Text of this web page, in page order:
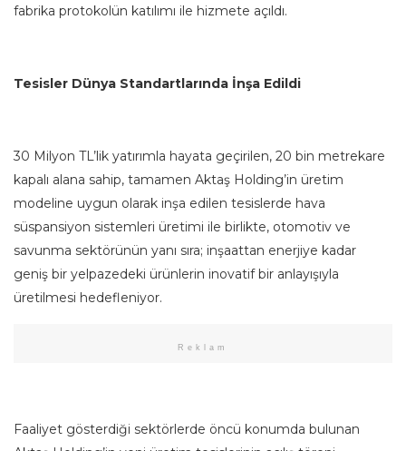
fabrika protokolün katılımı ile hizmete açıldı.
Tesisler Dünya Standartlarında İnşa Edildi
30 Milyon TL’lik yatırımla hayata geçirilen, 20 bin metrekare
kapalı alana sahip, tamamen Aktaş Holding’in üretim
modeline uygun olarak inşa edilen tesislerde hava
süspansiyon sistemleri üretimi ile birlikte, otomotiv ve
savunma sektörünün yanı sıra; inşaattan enerjiye kadar
geniş bir yelpazedeki ürünlerin inovatif bir anlayışıyla
üretilmesi hedefleniyor.
Reklam
Faaliyet gösterdiği sektörlerde öncü konumda bulunan